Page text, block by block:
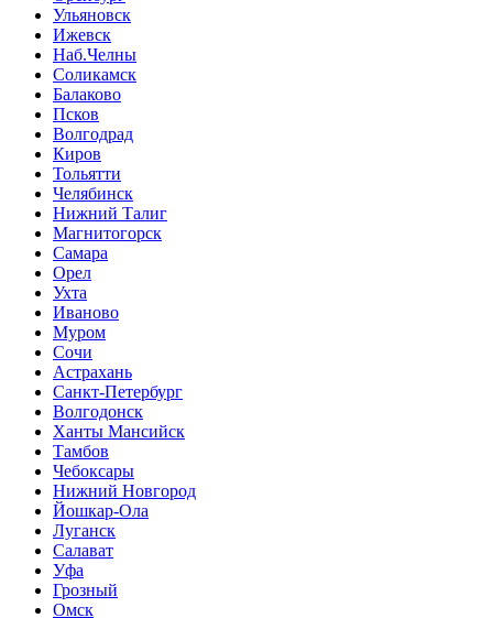
Ульяновск
Ижевск
Наб.Челны
Соликамск
Балаково
Псков
Волгодрад
Киров
Тольятти
Челябинск
Нижний Талиг
Магнитогорск
Самара
Орел
Ухта
Иваново
Муром
Сочи
Астрахань
Санкт-Петербург
Волгодонск
Ханты Мансийск
Тамбов
Чебоксары
Нижний Новгород
Йошкар-Ола
Луганск
Салават
Уфа
Грозный
Омск